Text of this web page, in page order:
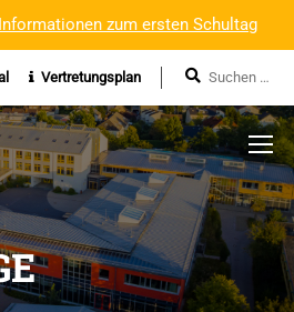
zum ersten Schultag
Vertretungsplan